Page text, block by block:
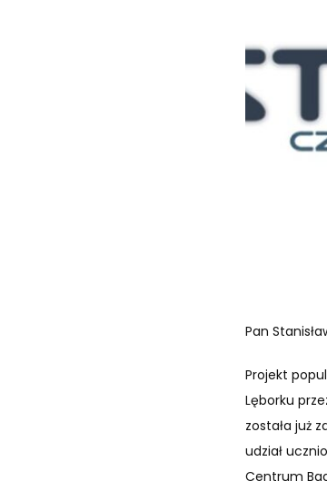
Pan
Projekt
Lęborku
została już
udział
Centrum